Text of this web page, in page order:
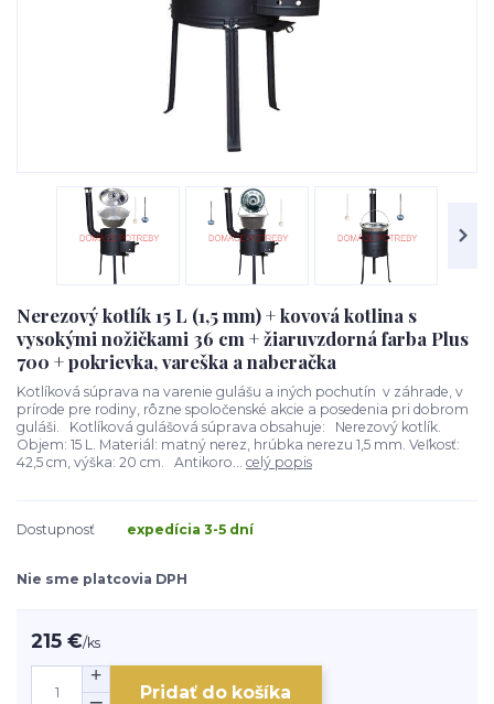
Nerezový kotlík 15 L (1,5 mm) + kovová kotlina s
vysokými nožičkami 36 cm + žiaruvzdorná farba Plus
700 + pokrievka, vareška a naberačka
Kotlíková súprava na varenie gulášu a iných pochutín v záhrade, v
prírode pre rodiny, rôzne spoločenské akcie a posedenia pri dobrom
guláši. Kotlíková gulášová súprava obsahuje: Nerezový kotlík.
Objem: 15 L. Materiál: matný nerez, hrúbka nerezu 1,5 mm. Veľkosť:
42,5 cm, výška: 20 cm. Antikoro... celý popis
Dostupnosť expedícia 3-5 dní
Nie sme platcovia DPH
215 €/ks
Pridať do košíka